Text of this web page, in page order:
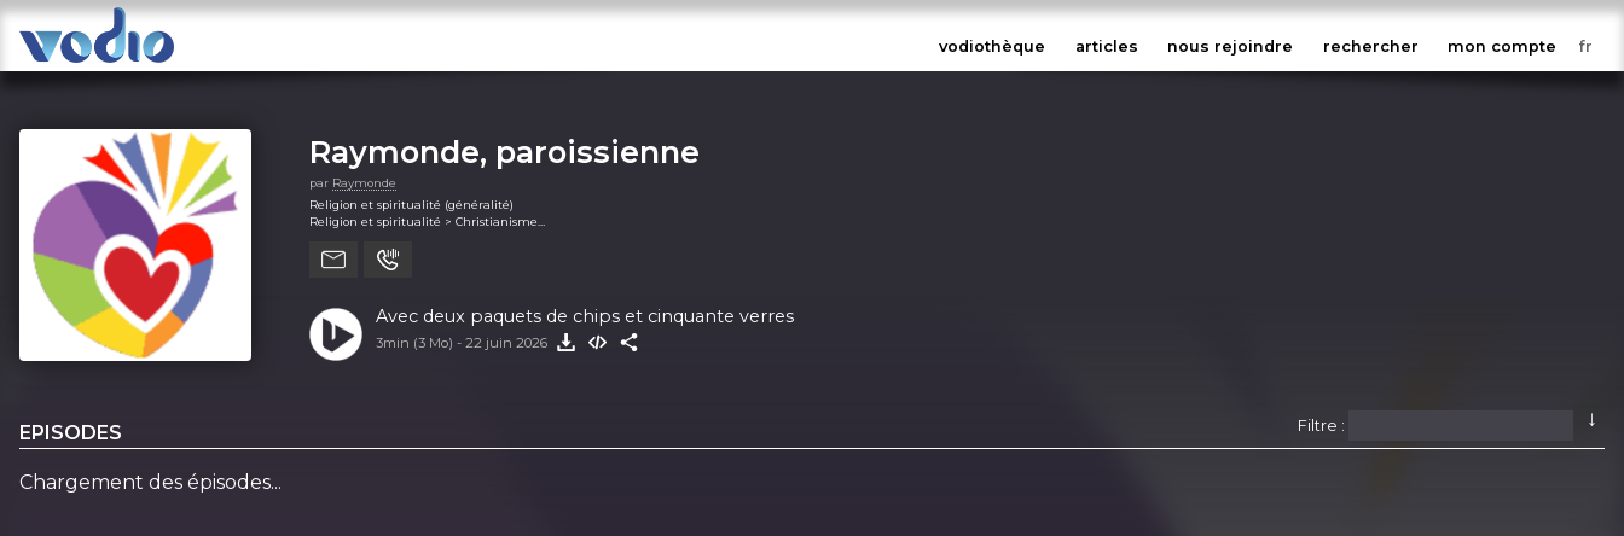
vodiothèque articles nous rejoindre rechercher mon compte
Raymonde, paroissienne
par Raymonde
Religion et spiritualité (généralité)
Religion et spiritualité > Christianisme
Religion et spiritualité > Spiritualité
Avec deux paquets de chips et cinquante verres
3min (3 Mo) - 22 juin 2026
EPISODES
↓
Filtre :
Chargement des épisodes...